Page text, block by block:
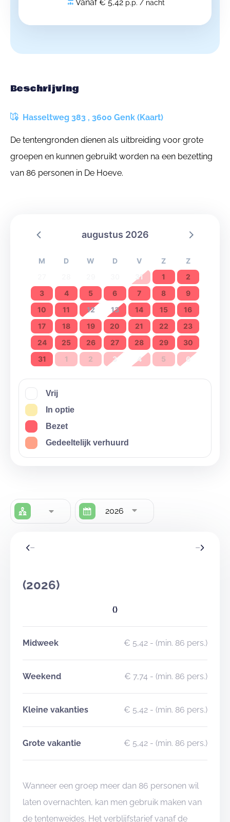
Vanaf € 5,42 p.p. / nacht
Beschrijving
Hasseltweg 383 , 3600 Genk (Kaart)
De tentengronden dienen als uitbreiding voor grote
groepen en kunnen gebruikt worden na een bezetting
van 86 personen in De Hoeve.
augustus 2026
M D W D V Z
Z
31 1
2
3
4 5 6 7 8
9
10
11 12 13 14 15
16
17
18 19 20 21 22
23
24
25 26 27 28 29
30
31
1 2 3 4 5 6
Vrij
In optie
Bezet
Gedeeltelijk verhuurd
2026
(2026)
()
Midweek € 5,42 - (min. 86 pers.)
Weekend € 7,74 - (min. 86 pers.)
Kleine vakanties € 5,42 - (min. 86 pers.)
Grote vakantie € 5,42 - (min. 86 pers.)
Wanneer een groep meer dan 86 personen wil
laten overnachten, kan men gebruik maken van
de tentenweides. Het verblijfstarief vanaf de